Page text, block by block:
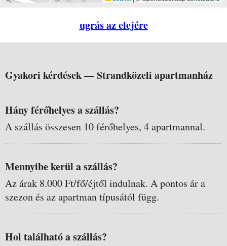
ugrás az elejére
Gyakori kérdések —Strandközeli apartmanház
Hány férőhelyes a szállás?
A szállás összesen 10 férőhelyes, 4 apartmannal.
Mennyibe kerül a szállás?
Az árak 8.000 Ft/fő/éjtől indulnak. A pontos ár a
szezon és az apartman típusától függ.
Hol található a szállás?